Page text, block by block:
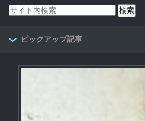
ピックアップ記事